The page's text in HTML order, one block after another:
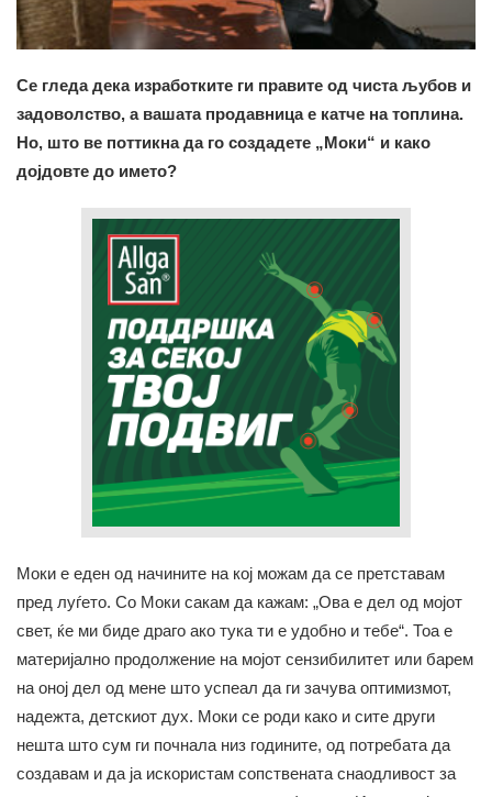
Се гледа дека изработките ги правите од чиста љубов и
задоволство, а вашата продавница е катче на топлина.
Но, што ве поттикна да го создадете „Моки“ и како
дојдовте до името?
Моки е еден од начините на кој можам да се претставам
пред луѓето. Со Моки сакам да кажам: „Ова е дел од мојот
свет, ќе ми биде драго ако тука ти е удобно и тебе“. Тоа е
материјално продолжение на мојот сензибилитет или барем
на оној дел од мене што успеал да ги зачува оптимизмот,
надежта, детскиот дух. Моки се роди како и сите други
нешта што сум ги почнала низ годините, од потребата да
создавам и да ја искористам сопствената снаодливост за